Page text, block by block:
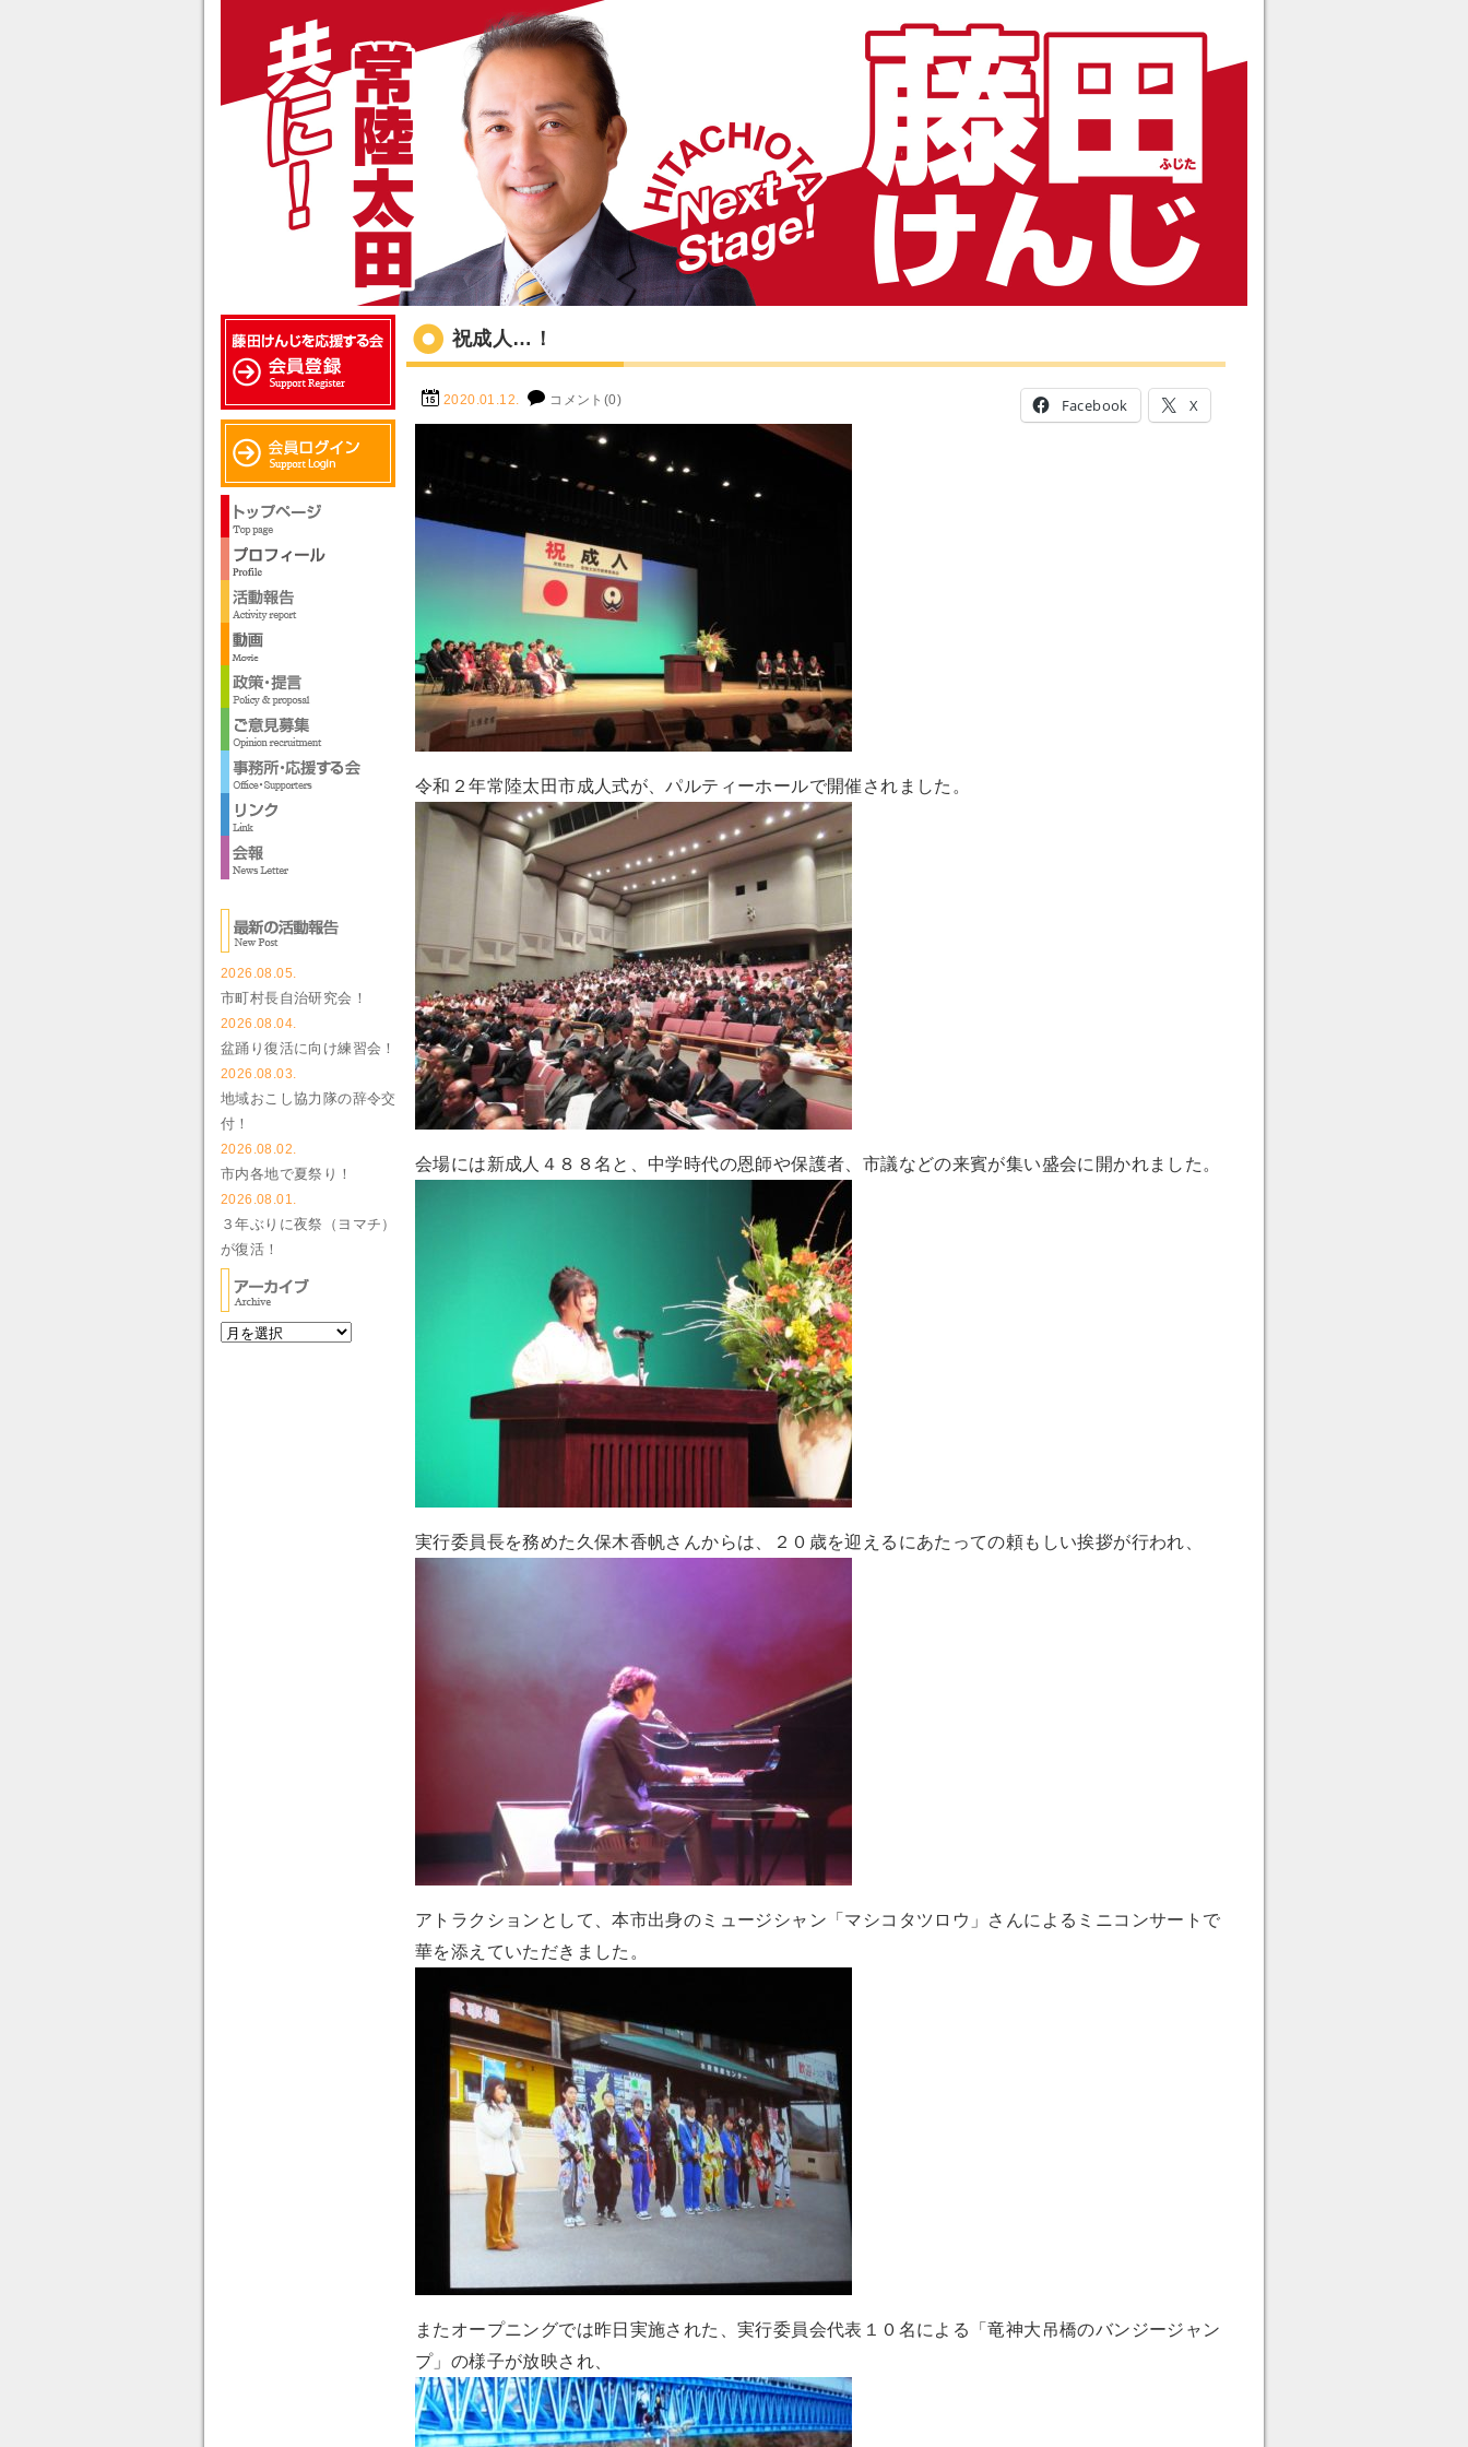
祝成人…！
2020.01.12. コメント(0) Facebook X
令和２年常陸太田市成人式が、パルティーホールで開催されました。
会場には新成人４８８名と、中学時代の恩師や保護者、市議などの来賓が集い盛会に開かれました。
実行委員長を務めた久保木香帆さんからは、２０歳を迎えるにあたっての頼もしい挨拶が行われ、
アトラクションとして、本市出身のミュージシャン「マシコタツロウ」さんによるミニコンサートで
華を添えていただきました。
またオープニングでは昨日実施された、実行委員会代表１０名による「竜神大吊橋のバンジージャン
プ」の様子が放映され、
2026.08.05.
市町村長自治研究会！
2026.08.04.
盆踊り復活に向け練習会！
2026.08.03.
地域おこし協力隊の辞令交
付！
2026.08.02.
市内各地で夏祭り！
2026.08.01.
３年ぶりに夜祭（ヨマチ）
が復活！